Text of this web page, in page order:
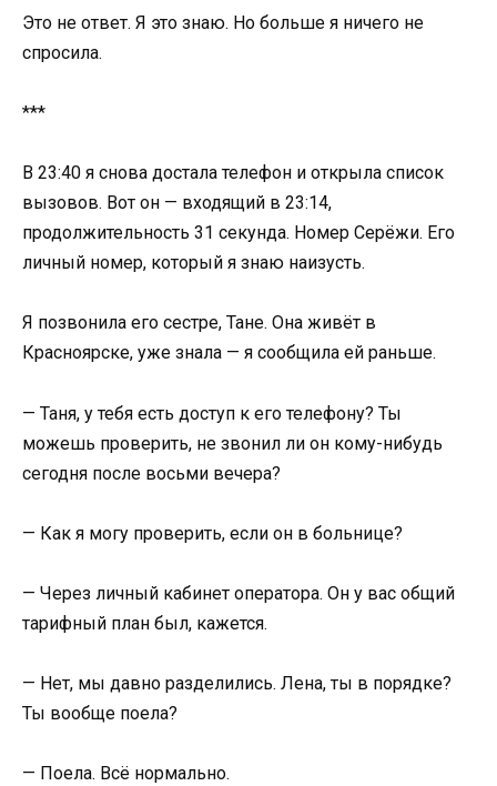
Это не ответ. Я это знаю. Но больше я ничего не
спросила.
***
В 23:40 я снова достала телефон и открыла список
вызовов. Вот он — входящий в 23:14,
продолжительность 31 секунда. Номер Серёжи. Его
личный номер, который я знаю наизусть.
Я позвонила его сестре, Тане. Она живёт в
Красноярске, уже знала — я сообщила ей раньше.
— Таня, у тебя есть доступ к его телефону? Ты
можешь проверить, не звонил ли он кому-нибудь
сегодня после восьми вечера?
— Как я могу проверить, если он в больнице?
— Через личный кабинет оператора. Он у вас общий
тарифный план был, кажется.
— Нет, мы давно разделились. Лена, ты в порядке?
Ты вообще поела?
— Поела. Всё нормально.